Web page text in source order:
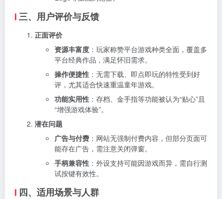
三、用户评价与反馈
正面评价
资源丰富度 ：玩家称赞平台游戏种类全面，覆盖多
平台经典作品，满足怀旧需求。
操作便捷性 ：无需下载、即点即玩的特性受到好
评，尤其适合快速重温童年游戏。
功能实用性 ：存档、金手指等功能被认为“贴心”且
“增强游戏体验”。
潜在问题
广告与付费 ：网站无强制付费内容，但部分页面可
能存在广告，需注意关闭弹窗。
手柄兼容性 ：外设支持可能因游戏而异，需自行测
试按键有效性。
四、适用场景与人群